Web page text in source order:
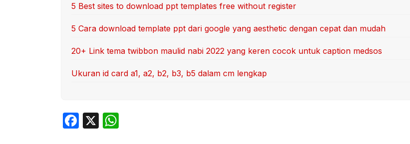
5 Best sites to download ppt templates free without register
5 Cara download template ppt dari google yang aesthetic dengan cepat dan mudah
20+ Link tema twibbon maulid nabi 2022 yang keren cocok untuk caption medsos
Ukuran id card a1, a2, b2, b3, b5 dalam cm lengkap
F
X